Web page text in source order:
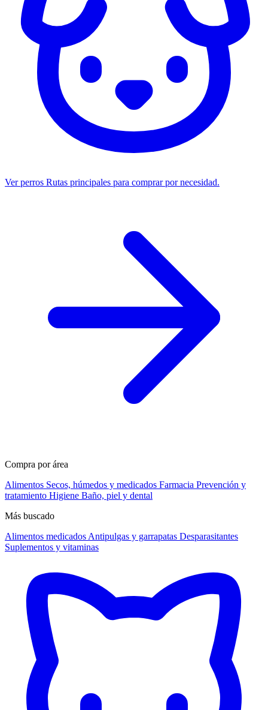
Ver perros Rutas principales para comprar por necesidad.
Compra por área
Alimentos Secos, húmedos y medicados Farmacia Prevención y
tratamiento Higiene Baño, piel y dental
Más buscado
Alimentos medicados Antipulgas y garrapatas Desparasitantes
Suplementos y vitaminas